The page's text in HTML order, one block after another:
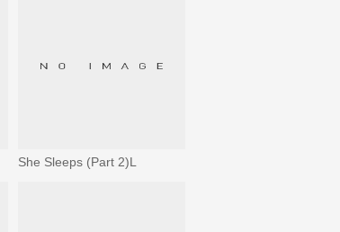
She Sleeps (Part 2)L